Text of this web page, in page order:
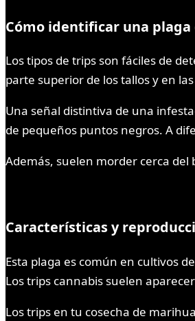
Cómo identificar una
Los tipos de trips son fáciles de
parte superior de los tallos y en
Una señal distintiva de una
de pequeños puntos negros. A
Además, suelen morder cerca
Características y
Esta plaga es común en cultivos
Los trips cannabis suelen
Los trips en tu cosecha de